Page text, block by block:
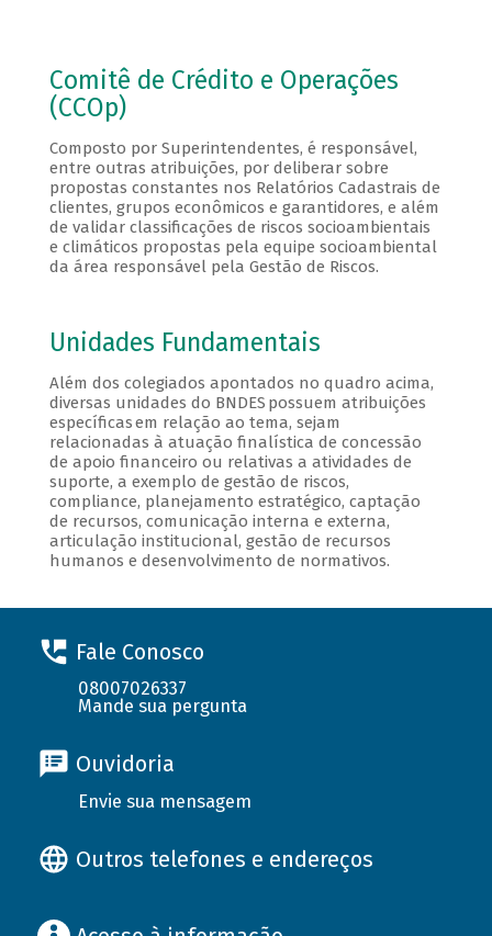
Comitê de Crédito e Operações
(CCOp)
Composto por Superintendentes, é responsável,
entre outras atribuições, por deliberar sobre
propostas constantes nos Relatórios Cadastrais de
clientes, grupos econômicos e garantidores, e além
de validar classificações de riscos socioambientais
e climáticos propostas pela equipe socioambiental
da área responsável pela Gestão de Riscos.
Unidades Fundamentais
Além dos colegiados apontados no quadro acima,
diversas unidades do BNDES possuem atribuições
específicas em relação ao tema, sejam
relacionadas à atuação finalística de concessão
de apoio financeiro ou relativas a atividades de
suporte, a exemplo de gestão de riscos,
compliance, planejamento estratégico, captação
de recursos, comunicação interna e externa,
articulação institucional, gestão de recursos
humanos e desenvolvimento de normativos.
Fale Conosco
08007026337
Mande sua pergunta
Ouvidoria
Envie sua mensagem
Outros telefones e endereços